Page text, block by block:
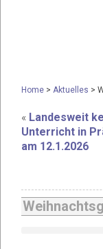
Home > Aktuelles >
« Landesweit
Unterricht in
am 12.1.2026